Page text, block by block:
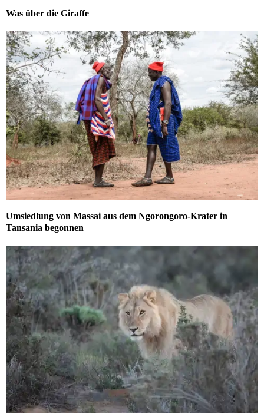
Was über die Giraffe
Umsiedlung von Massai aus dem Ngorongoro-Krater in
Tansania begonnen